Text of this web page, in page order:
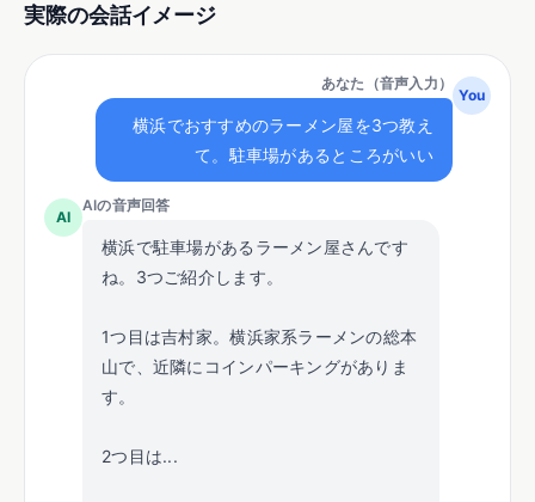
実際の会話イメージ
あなた（音声入力）
横浜でおすすめのラーメン屋を3つ教え
て。駐車場があるところがいい
You
AI
AIの音声回答
横浜で駐車場があるラーメン屋さんです
ね。3つご紹介します。
1つ目は吉村家。横浜家系ラーメンの総本
山で、近隣にコインパーキングがありま
す。
2つ目は...